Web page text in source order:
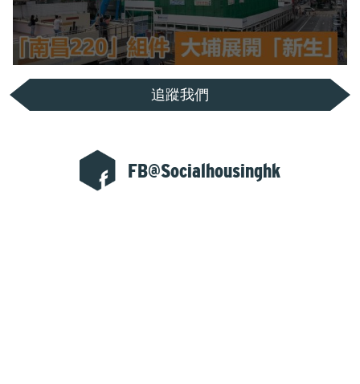
追蹤我們
FB@Socialhousinghk